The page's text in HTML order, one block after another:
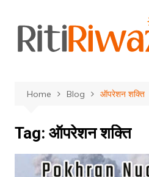
content
Home Blog ऑपरेशन शक्ति
Tag: ऑपरेशन शक्ति